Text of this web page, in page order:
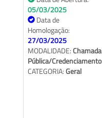
05/03/2025
Data de
Homologação:
27/03/2025
MODALIDADE:Chamada
Pública/Credenciamento
CATEGORIA:Geral